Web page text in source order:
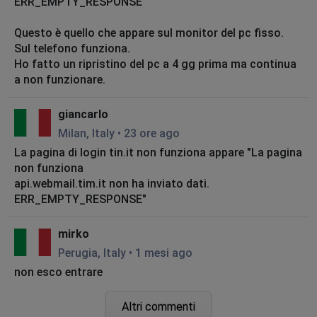
Questo è quello che appare sul monitor del pc fisso.
Sul telefono funziona.
Ho fatto un ripristino del pc a 4 gg prima ma continua
a non funzionare.
giancarlo
Milan, Italy • 23 ore ago
La pagina di login tin.it non funziona appare "La pagina
non funziona
api.webmail.tim.it non ha inviato dati.
ERR_EMPTY_RESPONSE"
mirko
Perugia, Italy • 1 mesi ago
non esco entrare
Livorno, Italy • 2 mesi ago
Altri commenti